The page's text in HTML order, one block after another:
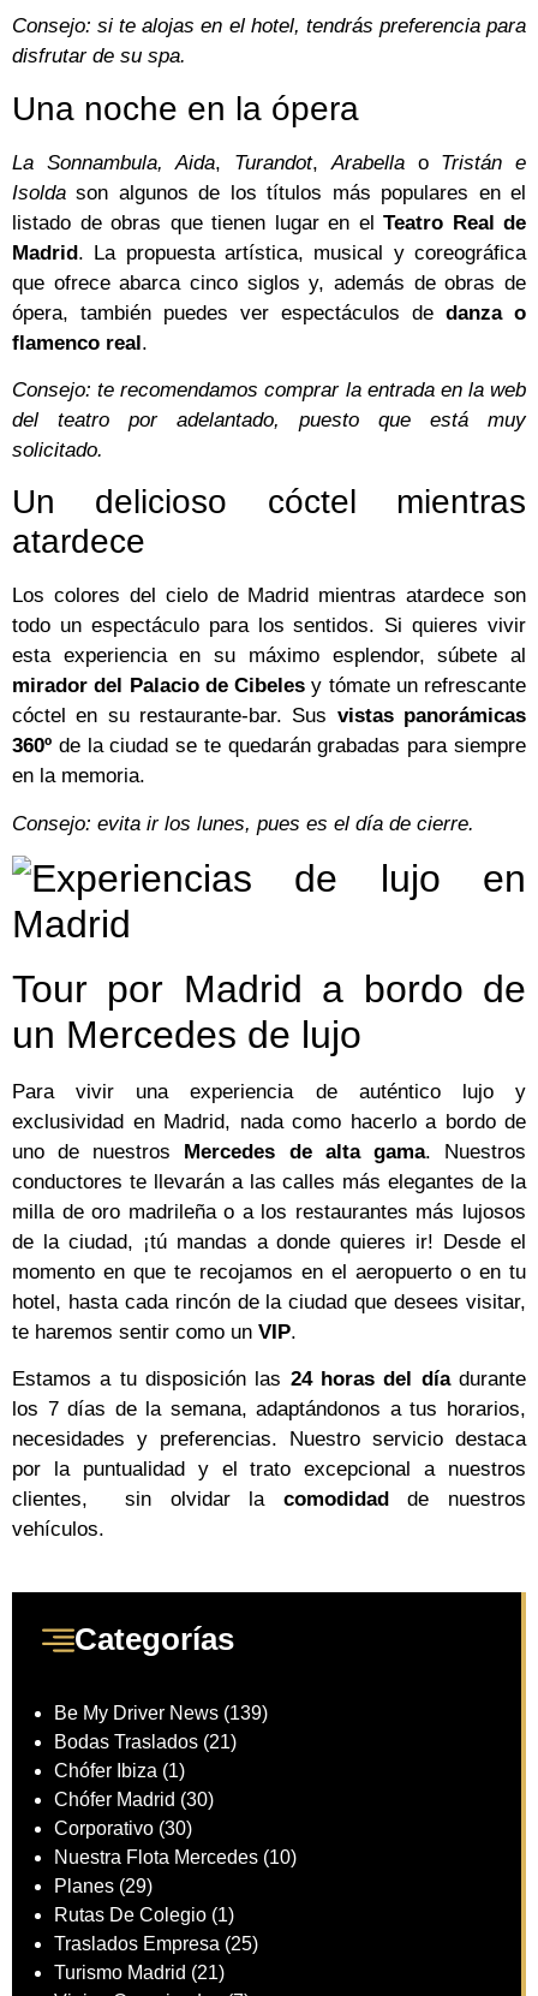
Consejo: si te alojas en el hotel, tendrás preferencia para
disfrutar de su spa.
Una noche en la ópera
La Sonnambula, Aida, Turandot, Arabellao Tristán e
Isolda son algunos de los títulos más populares en el
listado de obras que tienen lugar en el Teatro Real de
Madrid. La propuesta artística, musical y coreográfica
que ofrece abarca cinco siglos y, además de obras de
ópera, también puedes ver espectáculos de danza o
flamenco real.
Consejo: te recomendamos comprar la entrada en la web
del teatro por adelantado, puesto que está muy
solicitado.
Un delicioso cóctel mientras
atardece
Los colores del cielo de Madrid mientras atardece son
todo un espectáculo para los sentidos. Si quieres vivir
esta experiencia en su máximo esplendor, súbete al
mirador del Palacio de Cibeles y tómate un refrescante
cóctel en su restaurante-bar. Sus vistas panorámicas
360º de la ciudad se te quedarán grabadas para siempre
en la memoria.
Consejo: evita ir los lunes, pues es el día de cierre.
Tour por Madrid a bordo de
un Mercedes de lujo
Para vivir una experiencia de auténtico lujo y
exclusividad en Madrid, nada como hacerlo a bordo de
uno de nuestros Mercedes de alta gama. Nuestros
conductores te llevarán a las calles más elegantes de la
milla de oro madrileña o a los restaurantes más lujosos
de la ciudad, ¡tú mandas a donde quieres ir! Desde el
momento en que te recojamos en el aeropuerto o en tu
hotel, hasta cada rincón de la ciudad que desees visitar,
te haremos sentir como un VIP.
Estamos a tu disposición las 24 horas del díadurante
los 7 días de la semana, adaptándonos a tus horarios,
necesidades y preferencias. Nuestro servicio destaca
por la puntualidad y el trato excepcional a nuestros
clientes, sin olvidar la comodidadde nuestros
vehículos.
Categorías
Be My Driver News (139)
Bodas Traslados (21)
Chófer Ibiza (1)
Chófer Madrid (30)
Corporativo (30)
Nuestra Flota Mercedes (10)
Planes (29)
Rutas De Colegio (1)
Traslados Empresa (25)
Turismo Madrid (21)